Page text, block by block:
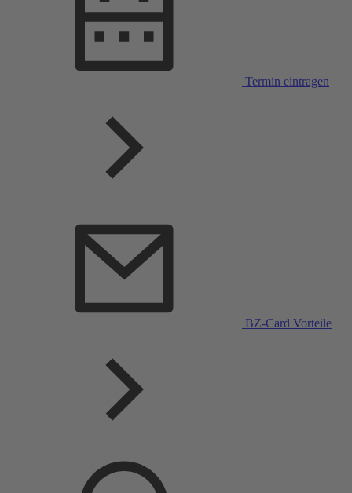
Termin eintragen
BZ-Card Vorteile